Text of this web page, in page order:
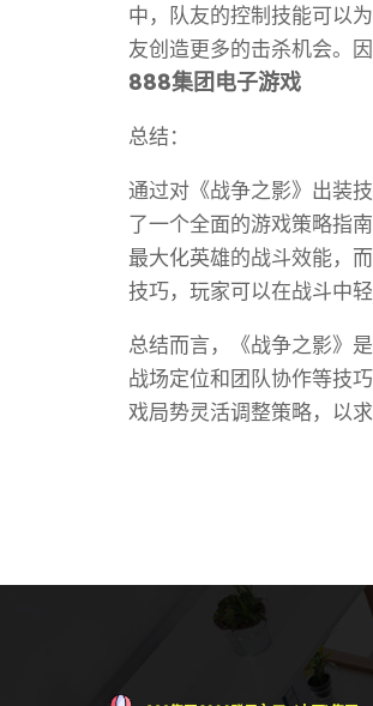
中，队友的控制技能可以
友创造更多的击杀机会。
888集团电子游戏
总结：
通过对《战争之影》出装
了一个全面的游戏策略指
最大化英雄的战斗效能，
技巧，玩家可以在战斗中
总结而言，《战争之影》
战场定位和团队协作等技
戏局势灵活调整策略，以